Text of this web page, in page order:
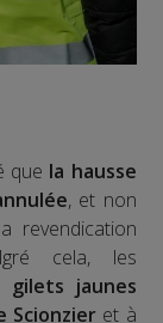
que la hausse
, et non
revendication
cela, les
gilets jaunes
Scionzier et à